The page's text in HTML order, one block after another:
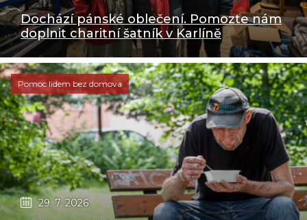
Dochází pánské oblečení. Pomozte nám
doplnit charitní šatník v Karlíně
Pomoc lidem bez domova
29. 7. 2026